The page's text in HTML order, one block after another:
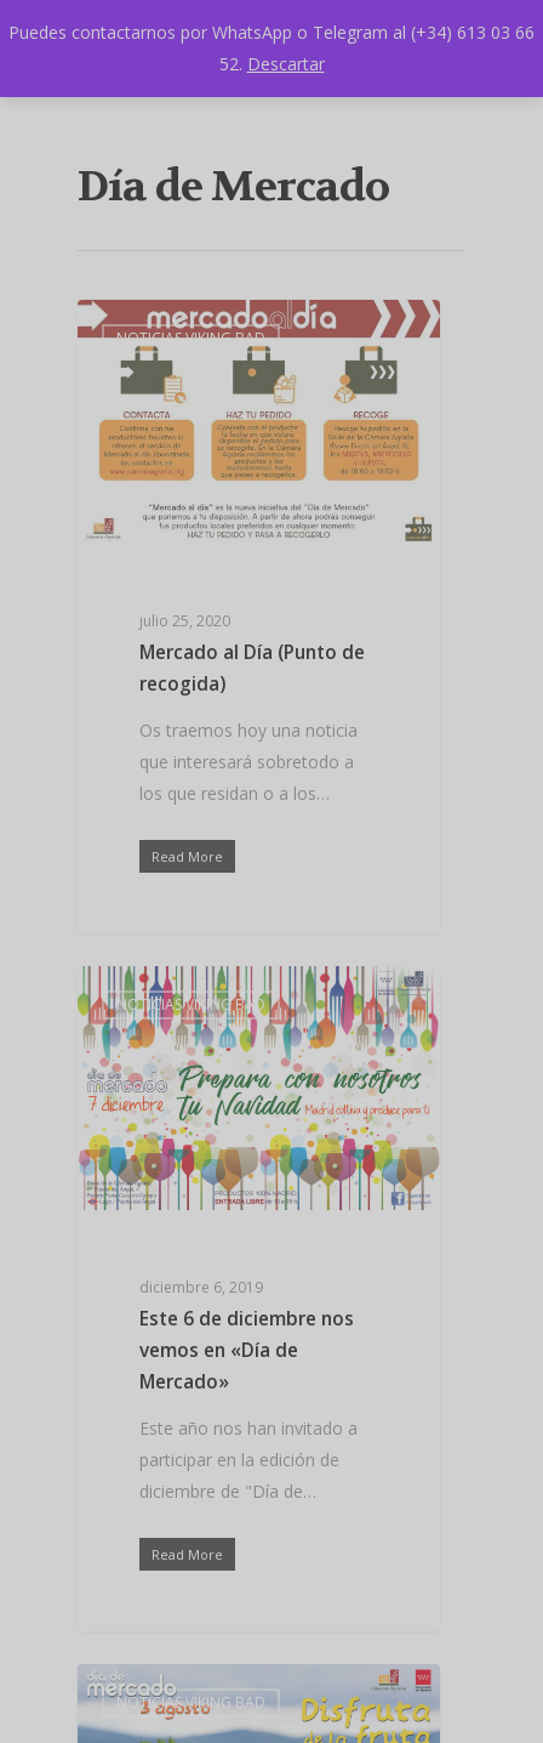
Hit enter to search or ESC to close
Día de Mercado
NOTICIAS VIKING BAD
julio 25, 2020
Mercado al Día (Punto de
recogida)
Os traemos hoy una noticia
que interesará sobretodo a
los que residan o a los…
Read More
NOTICIAS VIKING BAD
diciembre 6, 2019
Este 6 de diciembre nos
vemos en «Día de
Mercado»
Este año nos han invitado a
participar en la edición de
diciembre de "Día de…
Read More
NOTICIAS VIKING BAD
Puedes contactarnos por WhatsApp o Telegram al (+34) 613 03 66
52. Descartar